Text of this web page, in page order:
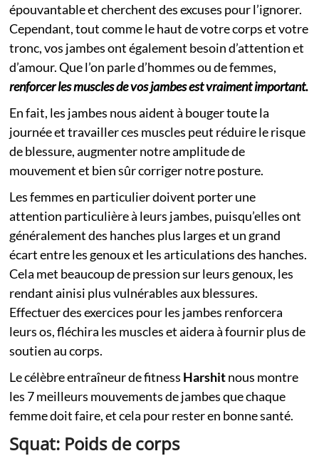
épouvantable et cherchent des excuses pour l’ignorer.
Cependant, tout comme le haut de votre corps et votre
tronc, vos jambes ont également besoin d’attention et
d’amour. Que l’on parle d’hommes ou de femmes,
renforcer les muscles de vos jambes est vraiment important.
En fait, les jambes nous aident à bouger toute la
journée et travailler ces muscles peut réduire le risque
de blessure, augmenter notre amplitude de
mouvement et bien sûr corriger notre posture.
Les femmes en particulier doivent porter une
attention particulière à leurs jambes, puisqu’elles ont
généralement des hanches plus larges et un grand
écart entre les genoux et les articulations des hanches.
Cela met beaucoup de pression sur leurs genoux, les
rendant ainisi plus vulnérables aux blessures.
Effectuer des exercices pour les jambes renforcera
leurs os, fléchira les muscles et aidera à fournir plus de
soutien au corps.
Le célèbre entraîneur de fitness Harshitnous montre
les 7 meilleurs mouvements de jambes que chaque
femme doit faire, et cela pour rester en bonne santé.
Squat: Poids de corps